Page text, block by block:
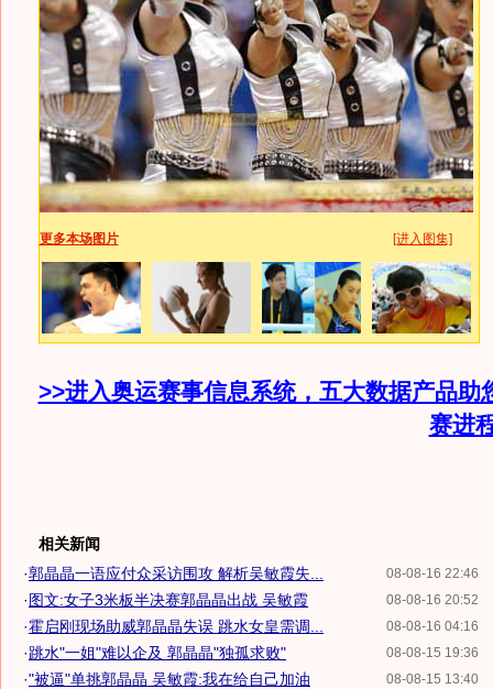
更多本场图片 [进入图集]
>>进入奥运赛事信息系统，五大数据产品助
赛进
相关新闻
08-08-16 22:46
·郭晶晶一语应付众采访围攻 解析吴敏霞失...
08-08-16 20:52
·图文:女子3米板半决赛郭晶晶出战 吴敏霞
08-08-16 04:16
·霍启刚现场助威郭晶晶失误 跳水女皇需调...
08-08-15 19:36
·跳水"一姐"难以企及 郭晶晶"独孤求败"
08-08-15 13:40
·"被逼"单挑郭晶晶 吴敏霞:我在给自己加油